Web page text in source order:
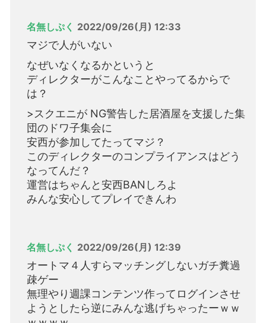
名無しぷく 2022/09/26(月) 12:33
マジで人がいない
なぜいなくなるかというと
ディレクターがこんなことやってるからで
は？
>スクエニが NG警告した居酒屋を支援した集
団のドワ子集会に
安西が参加してたってマジ？
このディレクターのコンプライアンスはどう
なってんだ？
運営はちゃんと安西BANしろよ
みんな安心してプレイできんわ
名無しぷく 2022/09/26(月) 12:39
オートマ４人すらマッチングしないガチ糞過
疎ゲー
無理やり週課コンテンツ作ってログインさせ
ようとしたら逆にみんな逃げちゃったーｗｗ